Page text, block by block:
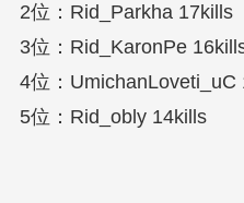
2位：Rid_Parkha 17kills
3位：Rid_KaronPe
4位：UmichanLoveti_uC
5位：Rid_obly 14kills